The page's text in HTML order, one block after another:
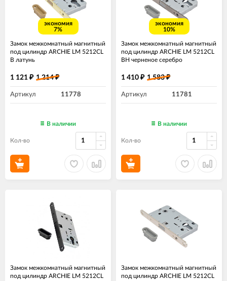
экономия
7%
Замок межкомнатный магнитный
под цилиндр ARCHIE LM 5212CL
B латунь
1 121 ₽ 1 214₽
Артикул 11778
В наличии
Кол-во
экономия
10%
Замок межкомнатный магнитный
под цилиндр ARCHIE LM 5212CL
BH черненое серебро
1 410 ₽ 1 583₽
Артикул 11781
В наличии
Кол-во
Замок межкомнатный магнитный
под цилиндр ARCHIE LM 5212CL
Замок межкомнатный магнитный
под цилиндр ARCHIE LM 5212CL